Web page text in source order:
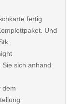
fertig
Und
sich anhand
dem